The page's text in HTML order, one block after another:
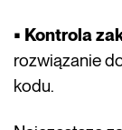
• Kontrola
rozwiązanie
kodu.